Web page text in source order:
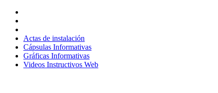
contenido
Actas de instalación
Cápsulas Informativas
Gráficas Informativas
Videos Instructivos Web